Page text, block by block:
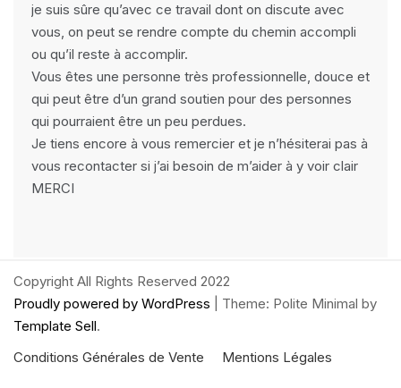
je suis sûre qu’avec ce travail dont on discute avec
vous, on peut se rendre compte du chemin accompli
ou qu’il reste à accomplir.
Vous êtes une personne très professionnelle, douce et
qui peut être d’un grand soutien pour des personnes
qui pourraient être un peu perdues.
Je tiens encore à vous remercier et je n’hésiterai pas à
vous recontacter si j’ai besoin de m’aider à y voir clair
MERCI
Copyright All Rights Reserved 2022
Proudly powered by WordPress
Theme: Polite Minimal by
Template Sell.
Conditions Générales de Vente
Mentions Légales